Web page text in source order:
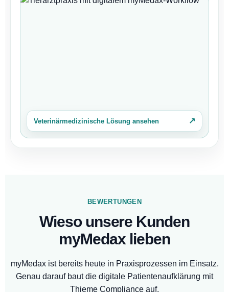
Veterinärmedizinische Lösung ansehen ↗
BEWERTUNGEN
Wieso unsere Kunden
myMedax lieben
myMedax ist bereits heute in Praxisprozessen im Einsatz.
Genau darauf baut die digitale Patientenaufklärung mit
Thieme Compliance auf.